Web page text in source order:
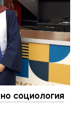
социология